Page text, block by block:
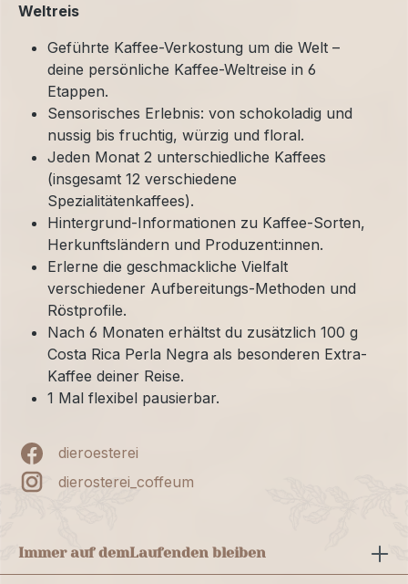
Weltreis
Geführte Kaffee-Verkostung um die Welt –
deine persönliche Kaffee-Weltreise in 6
Etappen.
Sensorisches Erlebnis: von schokoladig und
nussig bis fruchtig, würzig und floral.
Jeden Monat 2 unterschiedliche Kaffees
(insgesamt 12 verschiedene
Spezialitätenkaffees).
Hintergrund-Informationen zu Kaffee-Sorten,
Herkunftsländern und Produzent:innen.
Erlerne die geschmackliche Vielfalt
verschiedener Aufbereitungs-Methoden und
Röstprofile.
Nach 6 Monaten erhältst du zusätzlich 100 g
Costa Rica Perla Negra als besonderen Extra-
Kaffee deiner Reise.
1 Mal flexibel pausierbar.
dieroesterei
dierosterei_coffeum
Immer auf demLaufenden bleiben